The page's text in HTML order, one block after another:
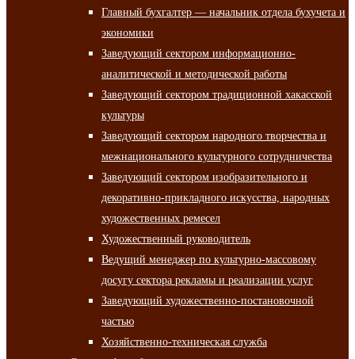
Главный бухгалтер — начальник отдела бухучета и
экономики
Заведующий сектором информационно-
аналитической и методической работы
Заведующий сектором традиционной хакасской
культуры
Заведующий сектором народного творчества и
межнационального культурного сотрудничества
Заведующий сектором изобразительного и
декоративно-прикладного искусства, народных
художественных ремесел
Художественный руководитель
Ведущий менеджер по культурно-массовому
досугу сектора рекламы и реализации услуг
Заведующий художественно-постановочной
частью
Хозяйственно-техническая служба